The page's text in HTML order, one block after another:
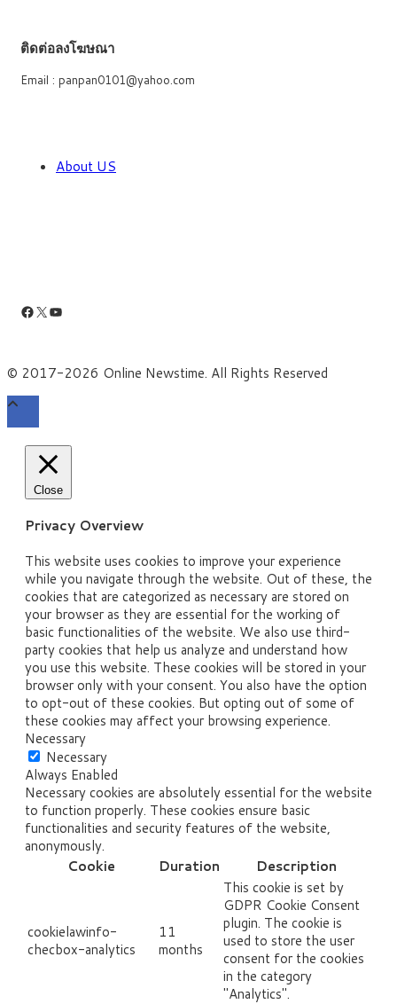
ติดต่อลงโฆษณา
Email : panpan0101@yahoo.com
About US
Facebook
X YouTube
© 2017-2026 Online Newstime. All Rights Reserved
Close
Privacy Overview
This website uses cookies to improve your experience
while you navigate through the website. Out of these, the
cookies that are categorized as necessary are stored on
your browser as they are essential for the working of
basic functionalities of the website. We also use third-
party cookies that help us analyze and understand how
you use this website. These cookies will be stored in your
browser only with your consent. You also have the option
to opt-out of these cookies. But opting out of some of
these cookies may affect your browsing experience.
Necessary
Necessary
Always Enabled
Necessary cookies are absolutely essential for the website
to function properly. These cookies ensure basic
functionalities and security features of the website,
anonymously.
Cookie
Duration Description
cookielawinfo-
checbox-analytics
11
months
This cookie is set by
GDPR Cookie Consent
plugin. The cookie is
used to store the user
consent for the cookies
in the category
"Analytics".